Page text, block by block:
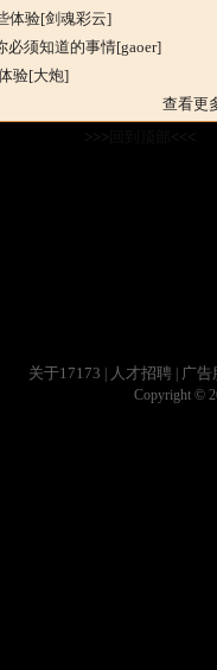
体验[剑魂彩云]
必须知道的事情[gaoer]
验[大炮]
查看更
<<<
关于17173 人才招聘 广告
Copyright ©